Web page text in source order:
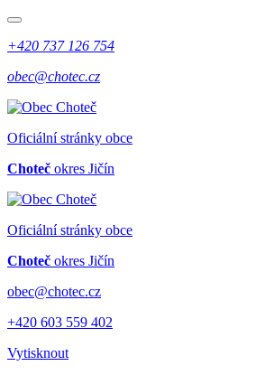
+420 737 126 754
obec@chotec.cz
Oficiální stránky obce
Choteč okres Jičín
Oficiální stránky obce
Choteč okres Jičín
obec@chotec.cz
+420 603 559 402
Vytisknout